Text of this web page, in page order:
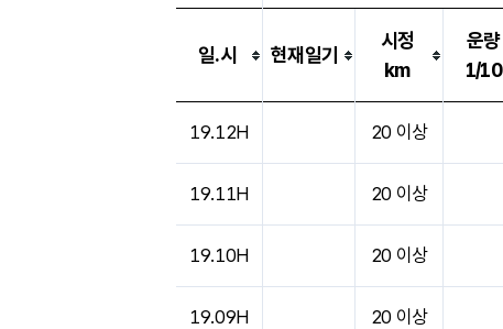
일.시 현재일기
시정
km
운량
1/10
19.12H 20 이상
19.11H 20 이상
19.10H 20 이상
19.09H 20 이상